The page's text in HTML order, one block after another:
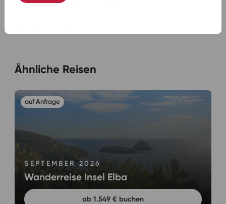
5-Sterne Valamar Collection
Ähnliche Reisen
SEPTEMBER 2026
Wanderreise Insel Elba
ab 1.549 € buchen